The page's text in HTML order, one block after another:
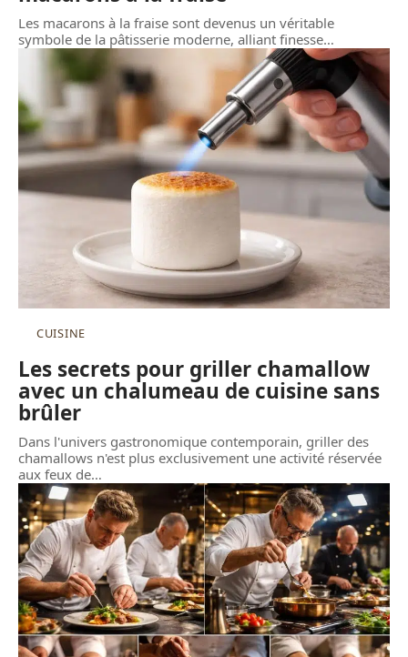
Les macarons à la fraise sont devenus un véritable
symbole de la pâtisserie moderne, alliant finesse…
CUISINE
Les secrets pour griller chamallow
avec un chalumeau de cuisine sans
brûler
Dans l'univers gastronomique contemporain, griller des
chamallows n'est plus exclusivement une activité réservée
aux feux de…